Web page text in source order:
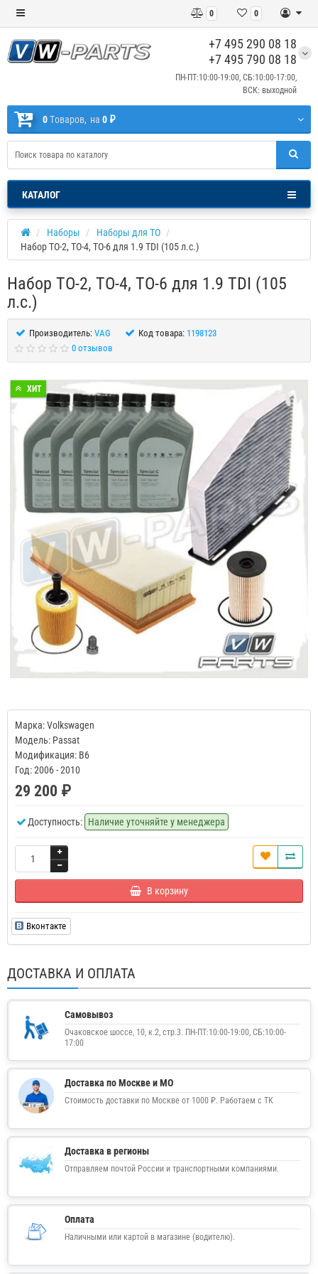
0
0
+7 495 290 08 18
+7 495 790 08 18
ПН-ПТ:10:00-19:00, СБ:10:00-17:00,
ВСК: выходной
0Tоваров, на 0 ₽
КАТАЛОГ
Наборы
Наборы для ТО
Набор ТО-2, ТО-4, ТО-6 для 1.9 TDI (105 л.с.)
Набор ТО-2, ТО-4, ТО-6 для 1.9 TDI (105
л.с.)
Производитель: VAG Код товара: 1198123
0 отзывов
ХИТ
Марка: Volkswagen
Модель: Passat
Модификация: B6
Год: 2006 - 2010
29 200 ₽
Доступность: Наличие уточняйте у менеджера
В корзину
Вконтакте
ДОСТАВКА И ОПЛАТА
Самовывоз
Очаковское шоссе, 10, к.2, стр.3. ПН-ПТ:10:00-19:00, СБ:10:00-
17:00
Доставка по Москве и МО
Стоимость доставки по Москве от 1000 ₽. Работаем с ТК
Доставка в регионы
Отправляем почтой России и транспортными компаниями.
Оплата
Наличными или картой в магазине (водителю).